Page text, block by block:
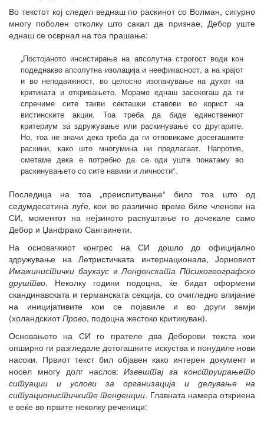
Во текстот кој следел веднаш по раскинот со Волман, сигурно
многу поболен отколку што сакал да признае, Дебор уште
еднаш се осврнал на тоа прашање:
„Постојаното инсистирање на апсолутна строгост води кон
подеднакво апсолутна изолација и неефикасност, а на крајот
и во неподвижност, во целосно изопачување на духот на
критиката и откривањето. Мораме еднаш засекогаш да ги
спречиме сите такви секташки ставови во корист на
вистинските акции. Тоа треба да биде единствениот
критериум за здружување или раскинување со другарите.
Но, тоа не значи дека треба да ги отповикаме досегашните
раскини, како што многумина ни предлагаат. Напротив,
сметаме дека е потребно да се оди уште понатаму во
раскинувањето со сите навики и личности“.
Последица на тоа „преиспитување“ било тоа што од
седумдесетина луѓе, кои во различно време биле членови на
СИ, моментот на нејзиното распуштање го дочекале само
Дебор и Џанфрако Сангвинети.
На основачкиот конгрес на СИ дошло до официјално
здружување на Летристичката интернационала, Јорновиот
Имажинистички баухаусиЛондонската Ппсихогеографско
друштво. Неколку години подоцна, ќе бидат оформени
скандинавската и германската секција, со очигледно влијание
на иницијативите кои се појавиле и во други земји
(холандскиотПрово, подоцна жестоко критикуван).
Основањето на СИ го прателе два Деборови текста кои
опширно ги разгледале дотогашните искуства и понудиле нови
насоки. Првиот текст бил објавен како интерен документ и
носел многу долг наслов:Извештај за конструирањето
ситуации и услови за организација и делување на
ситуационистичките тенденции. Главната намера откриена
е веќе во првите неколку реченици: